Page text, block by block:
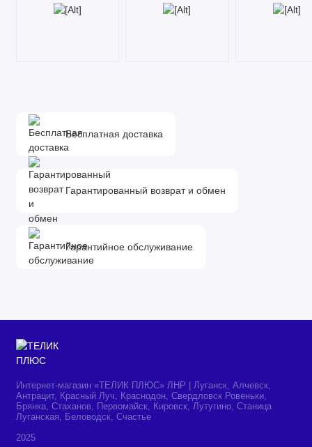
Бесплатная доставка
Гарантированный возврат и обмен
Гарантийное обслуживание
Интернет-магазин «ТЕЛИК ПЛЮС» ЛНР | Луганск, Алчевск,
Антрацит, Красный Луч, Краснодон, Свердловск Ровеньки,
Брянка, Стаханов, Первомайск, Кировск, Лутугино, Станица
Луганская, Беловодск, Счастье
2025